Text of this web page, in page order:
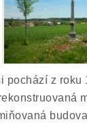
pochází z